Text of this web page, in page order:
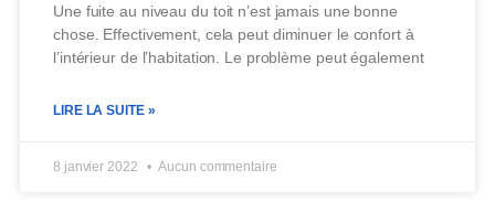
Une fuite au niveau du toit n’est jamais une bonne
chose. Effectivement, cela peut diminuer le confort à
l’intérieur de l’habitation. Le problème peut également
LIRE LA SUITE »
8 janvier 2022 Aucun commentaire